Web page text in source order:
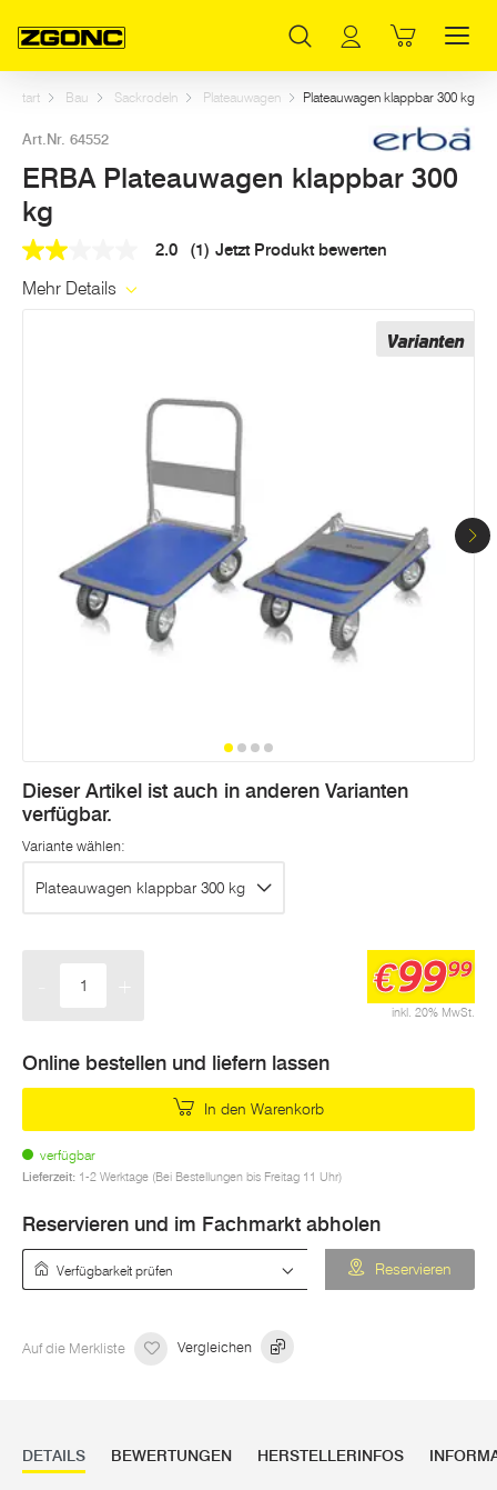
Start Bau Sackrodeln Plateauwagen Plateauwagen klappbar 300 kg
Art.Nr. 64552
ERBA Plateauwagen klappbar 300
kg
2.0
of
2.0 (1) Jetzt Produkt bewerten
Mehr Details
Varianten
Dieser Artikel ist auch in anderen Varianten
verfügbar.
Variante wählen:
Plateauwagen klappbar 300 kg
inkl. 20% MwSt.
€9999
Online bestellen und liefern lassen
In den Warenkorb
verfügbar
Lieferzeit: 1-2 Werktage (Bei Bestellungen bis Freitag 11 Uhr)
Reservieren und im Fachmarkt abholen
Reservieren
Auf die Merkliste Vergleichen
DETAILS BEWERTUNGEN HERSTELLERINFOS